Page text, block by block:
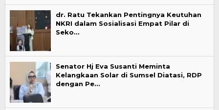
dr. Ratu Tekankan Pentingnya Keutuhan
NKRI dalam Sosialisasi Empat Pilar di
Seko…
Senator Hj Eva Susanti Meminta
Kelangkaan Solar di Sumsel Diatasi, RDP
dengan Pe…